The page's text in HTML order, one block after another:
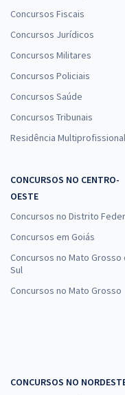
Concursos Fiscais
Concursos Jurídicos
Concursos Militares
Concursos Policiais
Concursos Saúde
Concursos Tribunais
Residência Multiprofissional
CONCURSOS NO CENTRO-
OESTE
Concursos no Distrito
Concursos em Goiás
Concursos no Mato Grosso
Sul
Concursos no Mato Grosso
CONCURSOS NO